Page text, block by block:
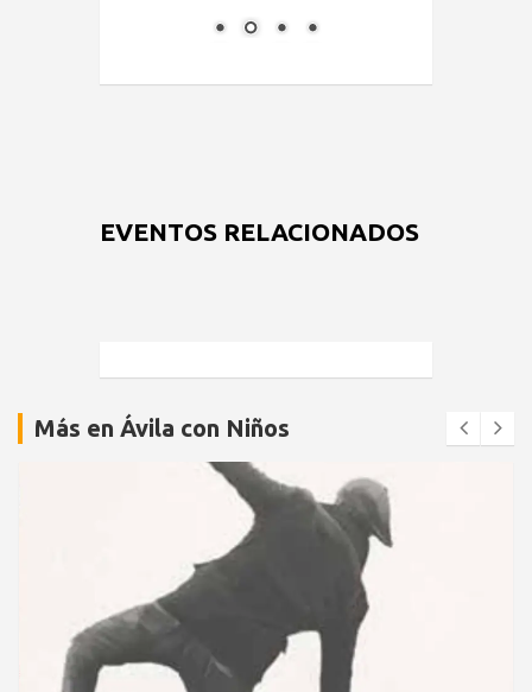
EVENTOS RELACIONADOS
Más en Ávila con Niños